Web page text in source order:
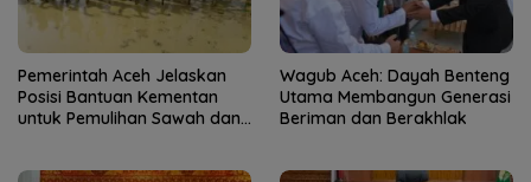
Pemerintah Aceh Jelaskan
Posisi Bantuan Kementan
untuk Pemulihan Sawah dan
Wagub Aceh: Dayah Benteng
Utama Membangun Generasi
Beriman dan Berakhlak